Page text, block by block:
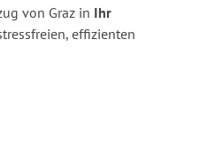
von Graz in Ihr
effizienten